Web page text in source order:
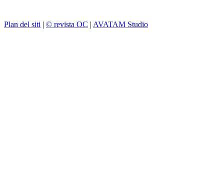
Plan del siti | © revista OC | AVATAM Studio